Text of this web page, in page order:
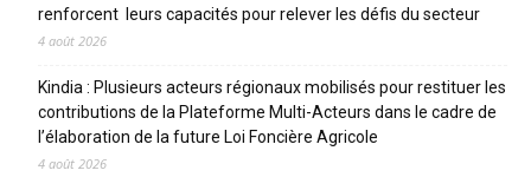
renforcent leurs capacités pour relever les défis du secteur
4 août 2026
Kindia : Plusieurs acteurs régionaux mobilisés pour restituer les
contributions de la Plateforme Multi-Acteurs dans le cadre de
l’élaboration de la future Loi Foncière Agricole
4 août 2026